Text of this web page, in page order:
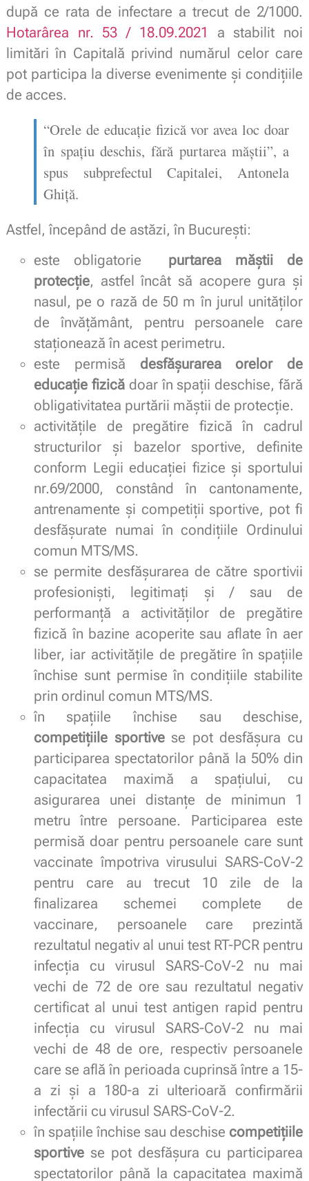
după ce rata de infectare a trecut de 2/1000.
Hotarârea nr. 53 / 18.09.2021
a stabilit noi
limitări în Capitală privind numărul celor care
pot participa la diverse evenimente și condițiile
de acces.
“Orele de educaţie fizică vor avea loc doar
în spaţiu deschis, fără purtarea măştii”, a
spus subprefectul Capitalei, Antonela
Ghiţă.
Astfel, începând de astăzi, în București:
este obligatorie purtarea măştii de
protecţie, astfel încât să acopere gura şi
nasul, pe o rază de 50 m în jurul unităţilor
de învăţământ, pentru persoanele care
staţionează în acest perimetru.
este permisă desfăşurarea orelor de
educaţie fizicădoar în spaţii deschise, fără
obligativitatea purtării măştii de protecţie.
activitățile de pregătire fizică în cadrul
structurilor și bazelor sportive, definite
conform Legii educației fizice și sportului
nr.69/2000, constând în cantonamente,
antrenamente și competiții sportive, pot fi
desfășurate numai în condițiile Ordinului
comun MTS/MS.
se permite desfășurarea de către sportivii
profesioniști, legitimați și / sau de
performanță a activităților de pregătire
fizică în bazine acoperite sau aflate în aer
liber, iar activitățile de pregătire în spațiile
închise sunt permise în condițiile stabilite
prin ordinul comun MTS/MS.
în spaţiile închise sau deschise,
competiţiile sportivese pot desfăşura cu
participarea spectatorilor până la 50% din
capacitatea maximă a spaţiului, cu
asigurarea unei distanţe de minimun 1
metru între persoane. Participarea este
permisă doar pentru persoanele care sunt
vaccinate împotriva virusului SARS-CoV-2
pentru care au trecut 10 zile de la
finalizarea schemei complete de
vaccinare, persoanele care prezintă
rezultatul negativ al unui test RT-PCR pentru
infecţia cu virusul SARS-CoV-2 nu mai
vechi de 72 de ore sau rezultatul negativ
certificat al unui test antigen rapid pentru
infecţia cu virusul SARS-CoV-2 nu mai
vechi de 48 de ore, respectiv persoanele
care se află în perioada cuprinsă între a 15-
a zi şi a 180-a zi ulterioară confirmării
infectării cu virusul SARS-CoV-2.
în spaţiile închise sau deschise competiţiile
sportivese pot desfăşura cu participarea
spectatorilor până la capacitatea maximă